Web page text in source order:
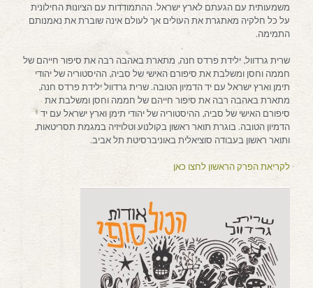
משמעותית עם הגעתם לארץ ישראל. ההתמודדות עם הציונות החילונית
על כל חלקיה מאתגרת את העולים אך לעולם אינה שוברת את נאמנותם
התמימה.
שרית גרדוול, ילידת פרדס חנה, מתארת באהבה רבה את סיפור חייהם של
חממה וחסן ומשלבת את סיפורם האישי של סביה, ההיסטוריה של יהודי
תימן וארץ ישראל עם יד הדמיון הטובה. שרית גרדוול ילידת פרדס חנה,
מתארת באהבה רבה את סיפור חייהם של חממה וחסן ומשלבת את
סיפורם האישי של סביה, ההיסטוריה של יהודי תימן וארץ ישראל עם יד
הדמיון הטובה. בוגרת תואר ראשון בקולנוע וטלויזיה במגמת תסריטאות,
ותואר ראשון בעבודה סוציאלית באוניברסיטת תל אביב.
לקריאת הפרק הראשון לחצו כאן